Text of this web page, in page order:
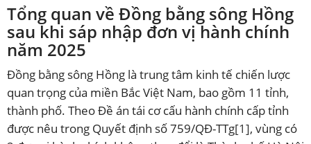
Tổng quan về Đồng bằng sông Hồng
sau khi sáp nhập đơn vị hành chính
năm 2025
Đồng bằng sông Hồng là trung tâm kinh tế chiến lược
quan trọng của miền Bắc Việt Nam, bao gồm 11 tỉnh,
thành phố. Theo Đề án tái cơ cấu hành chính cấp tỉnh
được nêu trong Quyết định số 759/QĐ-TTg[1], vùng có